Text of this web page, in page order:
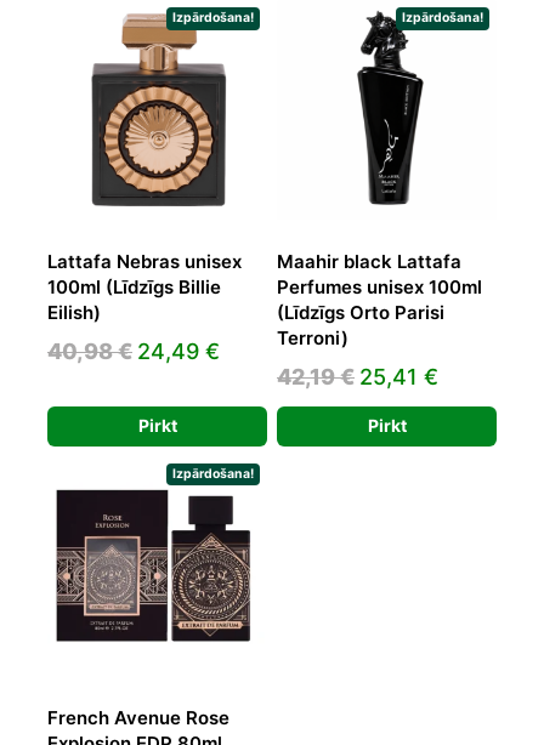
34,93 €.20,81 €.
Izpārdošana!
Lattafa Nebras unisex
100ml (Līdzīgs Billie
Eilish)
40,98€ Original
was:
40,98 €.
24,49 € Current
24,49 €.
Pirkt
Izpārdošana!
Maahir black Lattafa
Perfumes unisex 100ml
(Līdzīgs Orto Parisi
Terroni)
42,19€ Original
price
was:
25,41 €
price
is:
Pirkt
Izpārdošana!
French Avenue Rose